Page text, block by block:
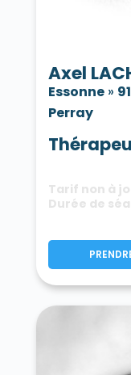
Axel
Essonne»
Perray
Tarif non à
Durée de